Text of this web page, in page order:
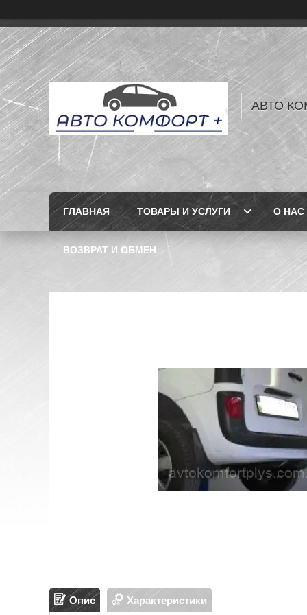
АВТО
ГЛАВНАЯ ТОВАРЫ И УСЛУГИ О НАС
ВОЗВРАТ И ОБМЕН
Опис Характеристики